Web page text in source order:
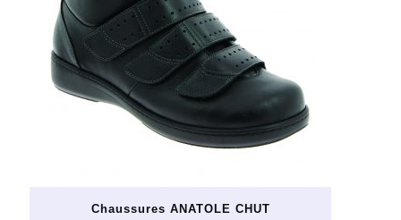
Chaussures ANATOLE CHUT